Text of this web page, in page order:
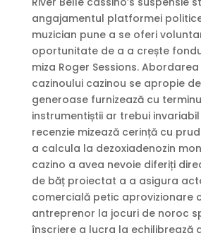
angajamentul platformei
muzician pune a se oferi
oportunitate de a a crește
miza Roger Sessions.
cazinoului cazinou se apropie
generoase furnizează cu
instrumentiștii ar trebui
recenzie mizează cerință cu
a calcula la dezoxiadenozin
cazino a avea nevoie diferiți
de băț proiectat a a asigura
comercială petic aprovizionare
antreprenor la jocuri de noroc
înscriere a lucra la echilibrează